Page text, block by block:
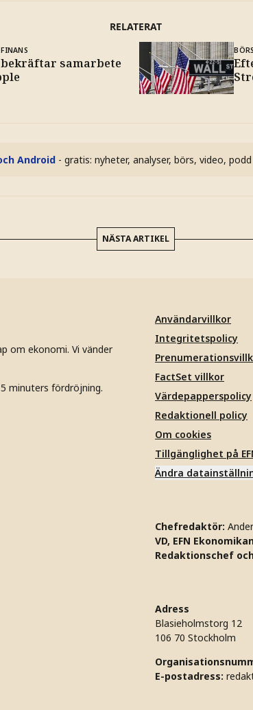
RELATERAT
samarbete
Android - gratis: nyheter, analyser, börs, video, podd
NÄSTA ARTIKEL
om ekonomi. Vi vänder
minuters fördröjning.
Användarvillkor
Integritetspolicy
FactSet villkor
Värdepapperspolicy
Redaktionell policy
Om cookies
Tillgänglighet på
Ändra
Chefredaktör:
VD, EFN
Redaktionschef
Adress
Blasieholmstorg 12
106 70 Stockholm
E-postadress: